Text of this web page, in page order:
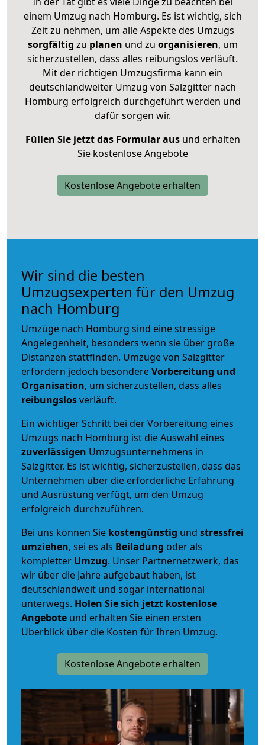
einem Umzug nach Homburg. Es ist wichtig, sich
Zeit zu nehmen, um alle Aspekte des Umzugs
sorgfältig zu planen und zu organisieren, um
sicherzustellen, dass alles reibungslos verläuft.
Mit der richtigen Umzugsfirma kann ein
deutschlandweiter Umzug von Salzgitter nach
Homburg erfolgreich durchgeführt werden und
dafür sorgen wir.
Füllen Sie jetzt das Formular ausund erhalten
Sie kostenlose Angebote
Kostenlose Angebote erhalten
Wir sind die besten
Umzugsexperten für den Umzug
nach Homburg
Umzüge nach Homburg sind eine stressige
Angelegenheit, besonders wenn sie über große
Distanzen stattfinden. Umzüge von Salzgitter
erfordern jedoch besondereVorbereitung und
Organisation, um sicherzustellen, dass alles
reibungslosverläuft.
Ein wichtiger Schritt bei der Vorbereitung eines
Umzugs nach Homburg ist die Auswahl eines
zuverlässigen Umzugsunternehmens in
Salzgitter. Es ist wichtig, sicherzustellen, dass das
Unternehmen über die erforderliche Erfahrung
und Ausrüstung verfügt, um den Umzug
erfolgreich durchzuführen.
Bei uns können Sie kostengünstig und stressfrei
umziehen, sei es als Beiladung oder als
kompletter Umzug. Unser Partnernetzwerk, das
wir über die Jahre aufgebaut haben, ist
deutschlandweit und sogar international
unterwegs. Holen Sie sich jetzt kostenlose
Angebote und erhalten Sie einen ersten
Überblick über die Kosten für Ihren Umzug.
Kostenlose Angebote erhalten